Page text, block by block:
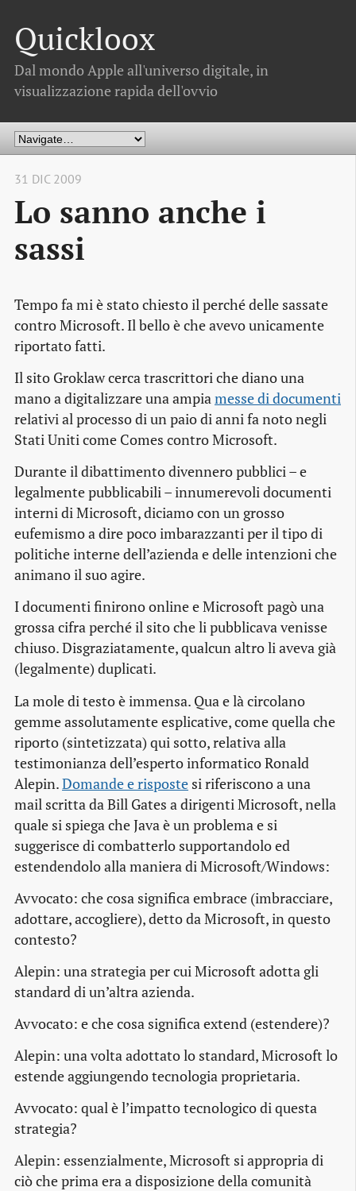
Quickloox
Dal mondo Apple all'universo digitale, in
visualizzazione rapida dell'ovvio
31 DIC 2009
Lo sanno anche i
sassi
Tempo fa mi è stato chiesto il perché delle sassate
contro Microsoft. Il bello è che avevo unicamente
riportato fatti.
Il sito Groklaw cerca trascrittori che diano una
mano a digitalizzare una ampiamesse di documenti
relativi al processo di un paio di anni fa noto negli
Stati Uniti come Comes contro Microsoft.
Durante il dibattimento divennero pubblici – e
legalmente pubblicabili – innumerevoli documenti
interni di Microsoft, diciamo con un grosso
eufemismo a dire poco imbarazzanti per il tipo di
politiche interne dell’azienda e delle intenzioni che
animano il suo agire.
I documenti finirono online e Microsoft pagò una
grossa cifra perché il sito che li pubblicava venisse
chiuso. Disgraziatamente, qualcun altro li aveva già
(legalmente) duplicati.
La mole di testo è immensa. Qua e là circolano
gemme assolutamente esplicative, come quella che
riporto (sintetizzata) qui sotto, relativa alla
testimonianza dell’esperto informatico Ronald
Alepin.Domande e risposte si riferiscono a una
mail scritta da Bill Gates a dirigenti Microsoft, nella
quale si spiega che Java è un problema e si
suggerisce di combatterlo supportandolo ed
estendendoloalla maniera di Microsoft/Windows:
Avvocato: che cosa significa embrace (imbracciare,
adottare, accogliere), detto da Microsoft, in questo
contesto?
Alepin: una strategia per cui Microsoft adotta gli
standard di un’altra azienda.
Avvocato: e che cosa significaextend (estendere)?
Alepin: una volta adottato lo standard, Microsoft lo
estende aggiungendo tecnologia proprietaria.
Avvocato: qual è l’impatto tecnologico di questa
strategia?
Alepin: essenzialmente, Microsoft si appropria di
ciò che prima era a disposizione della comunità